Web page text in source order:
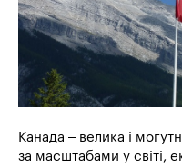
Канада – велика і
за масштабами у світі,